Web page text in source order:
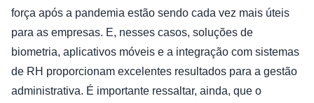
força após a pandemia estão sendo cada vez mais úteis
para as empresas. E, nesses casos, soluções de
biometria, aplicativos móveis e a integração com sistemas
de RH proporcionam excelentes resultados para a gestão
administrativa. É importante ressaltar, ainda, que o